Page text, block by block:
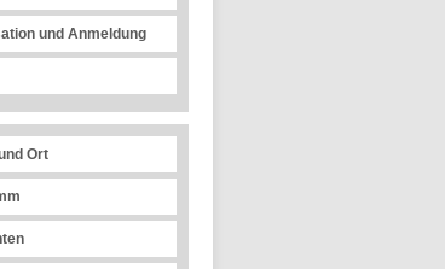
und Anmeldung
Ort